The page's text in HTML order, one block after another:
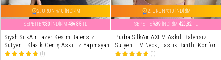
2. ÜRÜN %10 İNDİRİM
SEPETTE%30 İNDİRİM 486,85TL
Siyah SilkAir Lazer Kesim Balensiz
Sütyen - Klasik Geniş Askı, İz Yapmayan
(1)
2. ÜRÜN %10 İNDİRİM
SEPETTE%39 İNDİRİM 426,32 TL
Pudra SilkAir AXFM Askılı Balensiz
Sütyen – V-Neck, Lastik Bantlı, Konfor
Destek
(1)